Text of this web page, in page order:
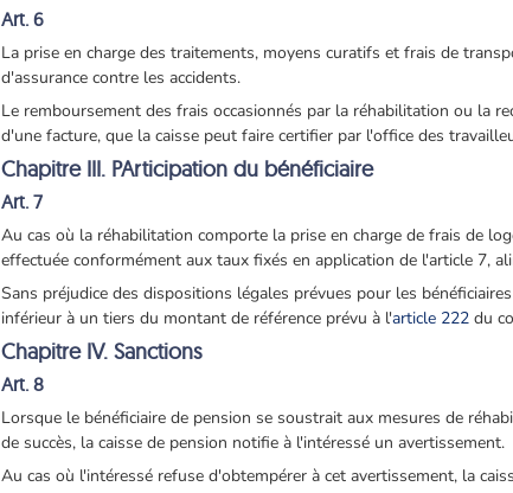
Art. 6
La prise en charge des traitements, moyens curatifs et frais de
d'assurance contre les accidents.
Le remboursement des frais occasionnés par la réhabilitation ou la
d'une facture, que la caisse peut faire certifier par l'office des
Chapitre III. PArticipation du bénéficiaire
Art. 7
Au cas où la réhabilitation comporte la prise en charge de frais de
effectuée conformément aux taux fixés en application de l'article 7,
Sans préjudice des dispositions légales prévues pour les
inférieur à un tiers du montant de référence prévu à l'article 222 du
Chapitre IV. Sanctions
Art. 8
Lorsque le bénéficiaire de pension se soustrait aux mesures de
de succès, la caisse de pension notifie à l'intéressé un avertissement.
Au cas où l'intéressé refuse d'obtempérer à cet avertissement, la